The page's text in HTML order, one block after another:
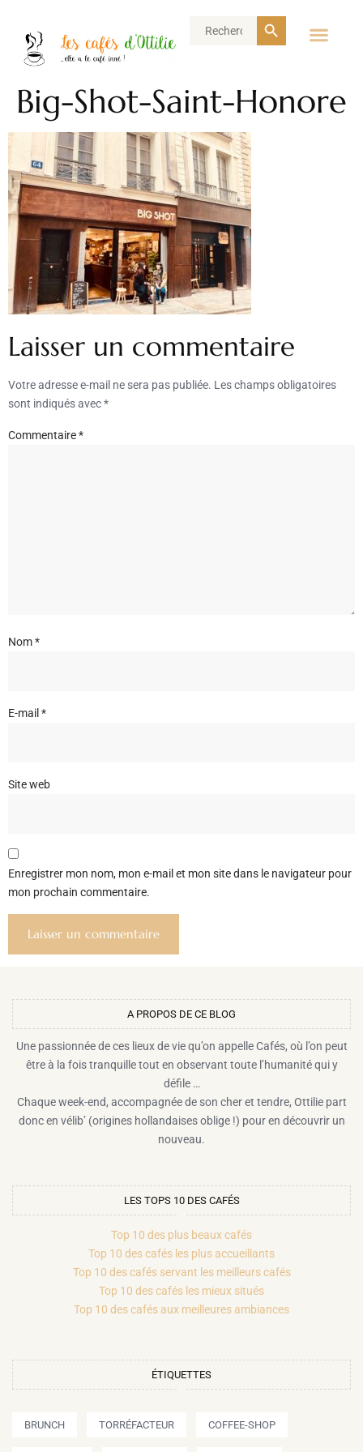
Search
Search Button
Big-Shot-Saint-Honore
Laisser un commentaire
Votre adresse e-mail ne sera pas publiée. Les champs obligatoires
sont indiqués avec*
Commentaire*
Nom*
E-mail *
Site web
Enregistrer mon nom, mon e-mail et mon site dans le navigateur pour
mon prochain commentaire.
A PROPOS DE CE BLOG​
Une passionnée de ces lieux de vie qu’on appelle Cafés, où l’on peut
être à la fois tranquille tout en observant toute l’humanité qui y
défile …
Chaque week-end, accompagnée de son cher et tendre, Ottilie part
donc en vélib’ (origines hollandaises oblige !) pour en découvrir un
nouveau.
LES TOPS 10 DES CAFÉS
Top 10 des plus beaux cafés
Top 10 des cafés les plus accueillants
Top 10 des cafés servant les meilleurs cafés
Top 10 des cafés les mieux situés
Top 10 des cafés aux meilleures ambiances
ÉTIQUETTES
BRUNCH TORRÉFACTEUR COFFEE-SHOP